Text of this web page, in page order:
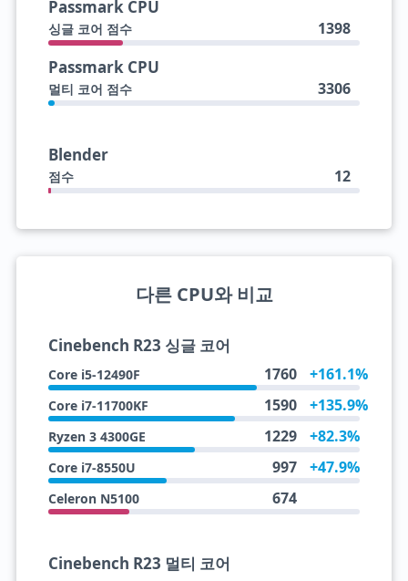
Passmark CPU
싱글 코어 점수 1398
Passmark CPU
멀티 코어 점수 3306
Blender
점수 12
다른 CPU와 비교
Cinebench R23 싱글 코어
Core i5-12490F 1760 +161.1%
Core i7-11700KF 1590 +135.9%
Ryzen 3 4300GE 1229 +82.3%
Core i7-8550U 997 +47.9%
Celeron N5100 674
Cinebench R23 멀티 코어